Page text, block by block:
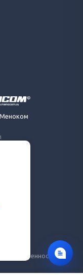
ответственности